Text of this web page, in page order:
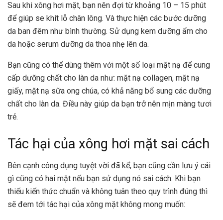
Sau khi xông hơi mặt, bạn nên đợi từ khoảng 10 – 15 phút
để giúp se khít lỗ chân lông. Và thực hiện các bước dưỡng
da ban đêm như bình thường. Sử dụng kem dưỡng ẩm cho
da hoặc serum dưỡng da thoa nhẹ lên da.
Bạn cũng có thể dùng thêm với một số loại mặt nạ để cung
cấp dưỡng chất cho làn da như: mặt nạ collagen, mặt nạ
giấy, mặt nạ sữa ong chúa, có khả năng bổ sung các dưỡng
chất cho làn da. Điều này giúp da bạn trở nên mịn màng tươi
trẻ.
Tác hại của xông hơi mặt sai cách
Bên cạnh công dụng tuyệt vời đã kể, bạn cũng cần lưu ý cái
gì cũng có hai mặt nếu bạn sử dụng nó sai cách. Khi bạn
thiếu kiến thức chuẩn và không tuân theo quy trình đúng thì
sẽ đem tới tác hại của xông mặt không mong muốn: